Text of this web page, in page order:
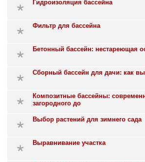
Гидроизоляция бассейна
Фильтр для бассейна
Бетонный бассейн: нестареющая
Сборный бассейн для дачи: как
Композитные бассейны:
загородного до
Выбор растений для зимнего сада
Выравнивание участка